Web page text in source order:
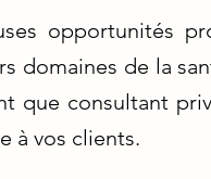
opportunités
domaines de la
que consultant
à vos clients.